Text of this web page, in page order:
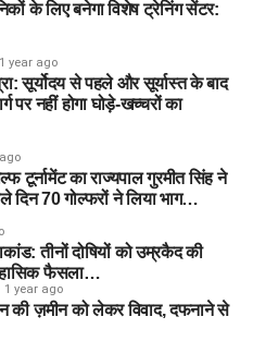
के लिए बनेगा विशेष ट्रेनिंग सेंटर:
1 year ago
सूर्योदय से पहले और सूर्यास्त के बाद
पर नहीं होगा घोड़े-खच्चरों का
टूर्नामेंट का राज्यपाल गुरमीत सिंह ने
दिन 70 गोल्फरों ने लिया भाग…
तीनों दोषियों को उम्रकैद की
फैसला…
1 year ago
की ज़मीन को लेकर विवाद, दफनाने से